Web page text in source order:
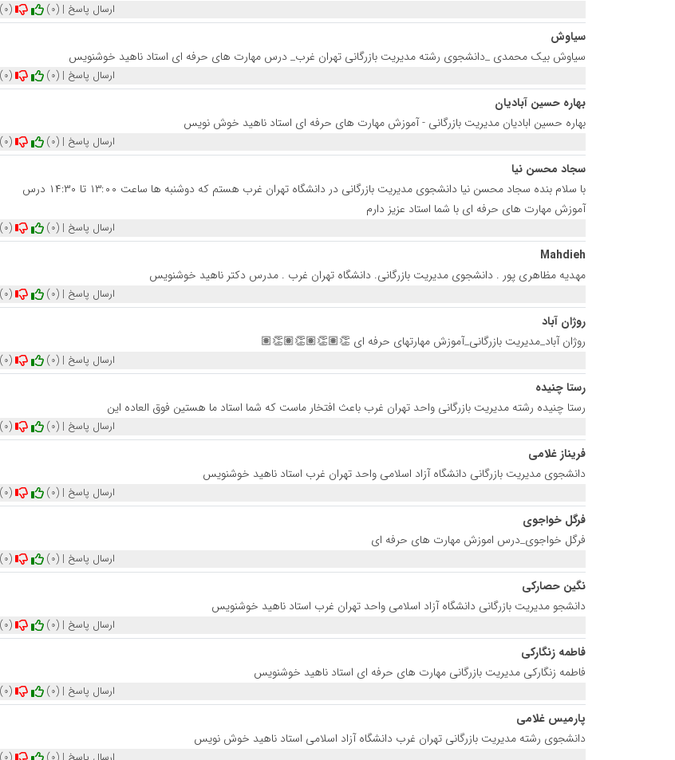
(0)
(0) ارسال پاسخ |
سیاوش
سیاوش بیک محمدی _دانشجوی رشته مدیریت بازرگانی تهران غرب_ درس مهارت های حرفه ای استاد ناهید خوشنویس
(0)
(0) ارسال پاسخ |
بهاره حسین آبادیان
بهاره حسین ابادیان مدیریت بازرگانی - آموزش مهارت های حرفه ای استاد ناهید خوش نویس
(0)
(0) ارسال پاسخ |
سجاد محسن نیا
با سلام بنده سجاد محسن نیا دانشجوی مدیریت بازرگانی در دانشگاه تهران غرب هستم که دوشنبه ها ساعت ۱۳:۰۰ تا ۱۴:۳۰ درس
آموزش مهارت های حرفه ای با شما استاد عزیز دارم
(0)
(0) ارسال پاسخ |
Mahdieh
مهدیه مظاهری پور . دانشجوی مدیریت بازرگانی. دانشگاه تهران غرب . مدرس دکتر ناهید خوشنویس
(0)
(0) ارسال پاسخ |
روژان آباد
روژان آباد_مدیریت بازرگانی_آموزش مهارتهای حرفه ای 👏🏽👏🏽👏🏽👏🏽
(0)
(0) ارسال پاسخ |
رستا چنیده
رستا چنیده رشته مدیریت بازرگانی واحد تهران غرب باعث افتخار ماست که شما استاد ما هستین فوق العاده این
(0)
(0) ارسال پاسخ |
فریناز غلامی
دانشجوی مدیریت بازرگانی دانشگاه آزاد اسلامی واحد تهران غرب استاد ناهید خوشنویس
(0)
(0) ارسال پاسخ |
فرگل خواجوی
فرگل خواجوی_درس اموزش مهارت های حرفه ای
(0)
(0) ارسال پاسخ |
نگین حصارکی
دانشجو مدیریت بازرگانی دانشگاه آزاد اسلامی واحد تهران غرب استاد ناهید خوشنویس
(0)
(0) ارسال پاسخ |
فاطمه زنگارکی
فاطمه زنگارکی مدیریت بازرگانی مهارت های حرفه ای استاد ناهید خوشنویس
(0)
(0) ارسال پاسخ |
پارمیس غلامی
دانشجوی رشته مدیریت بازرگانی تهران غرب دانشگاه آزاد اسلامی استاد ناهید خوش نویس